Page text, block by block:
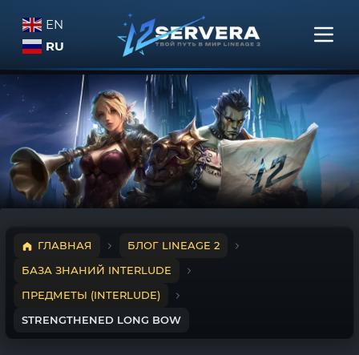
EN
RU
ГЛАВНАЯ
БЛОГ LINEAGE 2
БАЗА ЗНАНИЙ INTERLUDE
ПРЕДМЕТЫ (INTERLUDE)
STRENGTHENED LONG BOW